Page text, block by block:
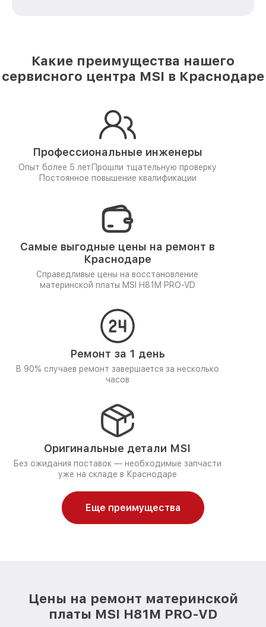
Какие преимущества нашего
сервисного центра MSI в Краснодаре
Профессиональные инженеры
Опыт более 5 лет Прошли тщательную проверку
Постоянное повышение квалификации
Самые выгодные цены на ремонт в
Краснодаре
Справедливые цены на восстановление
материнской платы MSI H81M PRO-VD
Ремонт за 1 день
В 90% случаев ремонт завершается за несколько
часов
Оригинальные детали MSI
Без ожидания поставок — необходимые запчасти
уже на складе в Краснодаре
Еще преимущества
Цены на ремонт материнской
платы MSI H81M PRO-VD